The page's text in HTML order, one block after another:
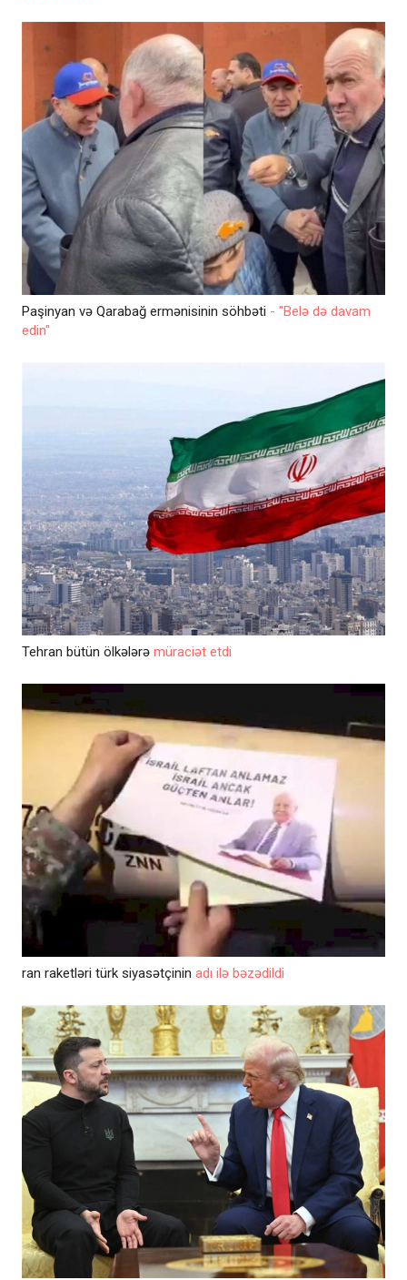
Paşinyan və Qarabağ ermənisinin söhbəti - "Belə də davam
edin"
Tehran bütün ölkələrə müraciət etdi
ran raketləri türk siyasətçinin adı ilə bəzədildi